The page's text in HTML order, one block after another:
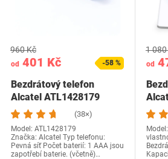
od 401 Kč
960 Kč
-58 %
Bezdrátový telefon
Alcatel ATL1428179
(38×)
Model: ATL1428179
Značka: Alcatel Typ telefonu:
Pevná síť Počet baterií: 1 AAA jsou
zapotřebí baterie. (včetně)…
od
1 080